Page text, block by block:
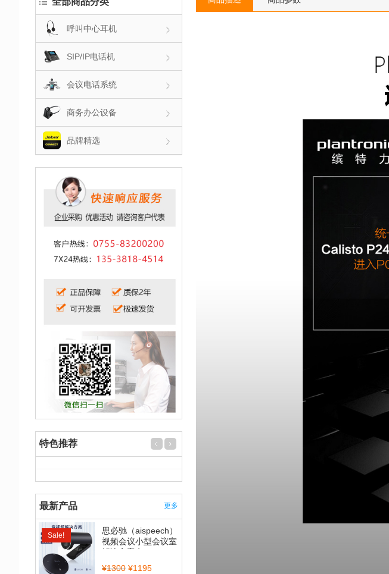
呼叫中心耳机
SIP/IP电话机
会议电话系统
商务办公设备
品牌精选
特色推荐
最新产品 更多
Sale!
思必驰（aispeech）
视频会议小型会议室
解决方案套...
¥1300 ¥1195